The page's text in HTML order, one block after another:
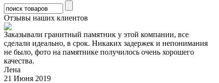
Отзывы наших клиентов
Заказывали гранитный памятник у этой компании, все
сделали идеально, в срок. Никаких задержек и непонимания
не было, фото на памятнике получилось очень хорошего
качества.
Лена
21 Июня 2019